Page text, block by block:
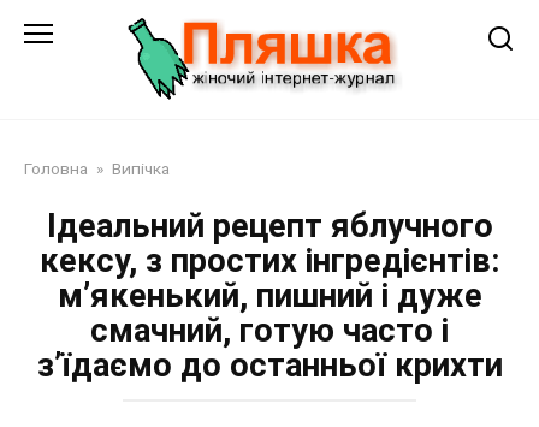
Головна » Випічка
Ідеальний рецепт яблучного
кексу, з простих інгредієнтів:
м’якенький, пишний і дуже
смачний, готую часто і
з’їдаємо до останньої крихти